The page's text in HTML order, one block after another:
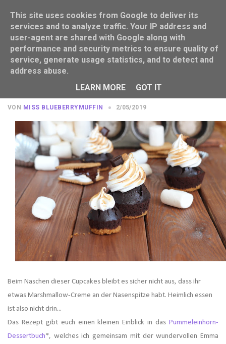
Ich nehme noch einen: S'mores
VON MISS BLUEBERRYMUFFIN 2/05/2019
Beim Naschen dieser Cupcakes bleibt es sicher nicht aus, dass ihr
etwas Marshmallow-Creme an der Nasenspitze habt. Heimlich essen
ist also nicht drin...
Das Rezept gibt euch einen kleinen Einblick in das Pummeleinhorn-
Dessertbuch*, welches ich gemeinsam mit der wundervollen Emma
This site uses cookies from Google to deliver its
services and to analyze traffic. Your IP address and
user-agent are shared with Google along with
performance and security metrics to ensure quality of
service, generate usage statistics, and to detect and
address abuse.
LEARN MORE
GOT IT